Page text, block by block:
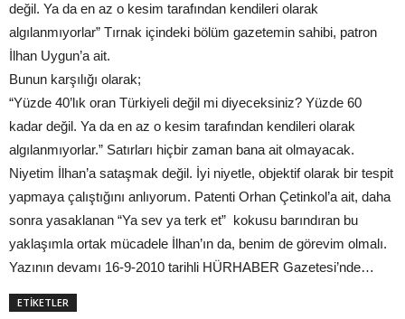
değil. Ya da en az o kesim tarafından kendileri olarak
algılanmıyorlar” Tırnak içindeki bölüm gazetemin sahibi, patron
İlhan Uygun’a ait.
Bunun karşılığı olarak;
“Yüzde 40’lık oran Türkiyeli değil mi diyeceksiniz? Yüzde 60
kadar değil. Ya da en az o kesim tarafından kendileri olarak
algılanmıyorlar.” Satırları hiçbir zaman bana ait olmayacak.
Niyetim İlhan’a sataşmak değil. İyi niyetle, objektif olarak bir tespit
yapmaya çalıştığını anlıyorum. Patenti Orhan Çetinkol’a ait, daha
sonra yasaklanan “Ya sev ya terk et” kokusu barındıran bu
yaklaşımla ortak mücadele İlhan’ın da, benim de görevim olmalı.
Yazının devamı 16-9-2010 tarihli HÜRHABER Gazetesi’nde…
ETİKETLER